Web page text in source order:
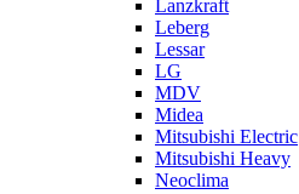
Lanzkraft
Leberg
Lessar
LG
MDV
Midea
Mitsubishi Electric
Mitsubishi Heavy
Neoclima